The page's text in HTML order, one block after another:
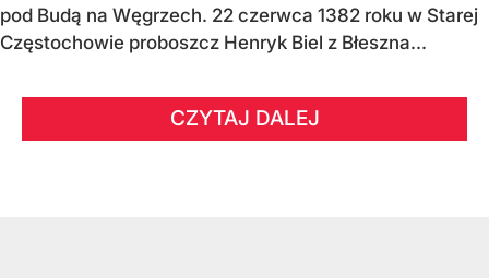
pod Budą na Węgrzech. 22 czerwca 1382 roku w Starej
Częstochowie proboszcz Henryk Biel z Błeszna...
CZYTAJ DALEJ